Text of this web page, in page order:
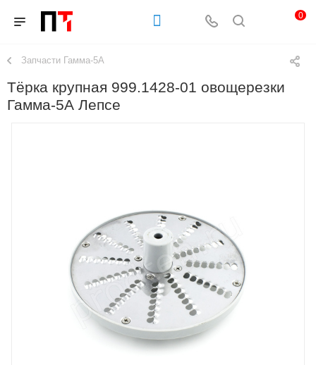
0
Запчасти Гамма-5А
Тёрка крупная 999.1428-01 овощерезки
Гамма-5А Лепсе